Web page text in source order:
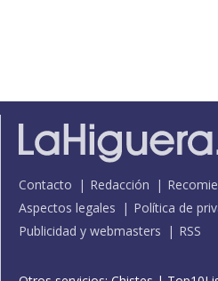
Contacto Redacción
Aspectos legales
Política de
Publicidad y webmasters
RSS